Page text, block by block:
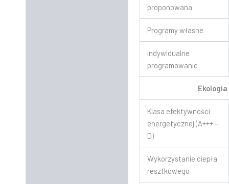
proponowana
Programy własne
Indywidualne
programowanie
Ekologia
Klasa efektywności
energetycznej (A+++ –
D)
Wykorzystanie ciepła
resztkowego